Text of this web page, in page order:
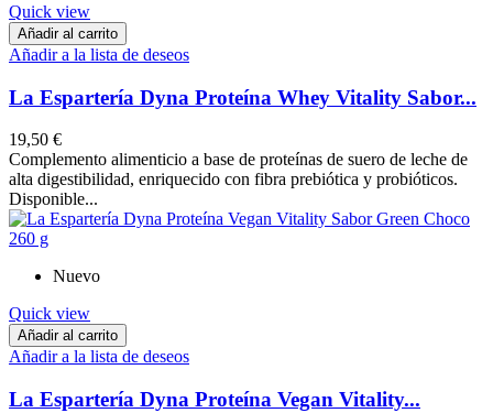
Quick view
Añadir al carrito
Añadir a la lista de deseos
La Espartería Dyna Proteína Whey Vitality Sabor...
19,50 €
Complemento alimenticio a base de proteínas de suero de leche de
alta digestibilidad, enriquecido con fibra prebiótica y probióticos.
Disponible...
Nuevo
Quick view
Añadir al carrito
Añadir a la lista de deseos
La Espartería Dyna Proteína Vegan Vitality...